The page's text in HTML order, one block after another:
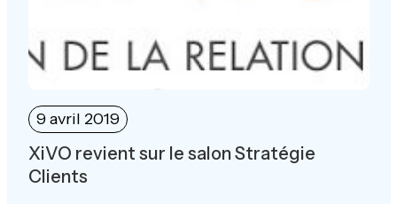
9 avril 2019
XiVO revient sur le salon Stratégie
Clients